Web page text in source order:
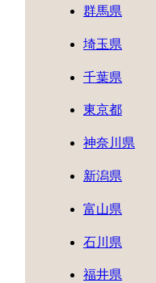
群馬県
埼玉県
千葉県
東京都
神奈川県
新潟県
富山県
石川県
福井県